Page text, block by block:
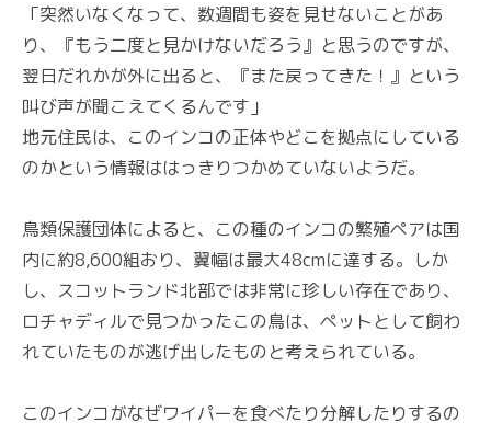
「突然いなくなって、数週間も姿を見せないことがあ
り、『もう二度と見かけないだろう』と思うのですが、
翌日だれかが外に出ると、『また戻ってきた！』という
叫び声が聞こえてくるんです」
地元住民は、このインコの正体やどこを拠点にしている
のかという情報ははっきりつかめていないようだ。
鳥類保護団体によると、この種のインコの繁殖ペアは国
内に約8,600組おり、翼幅は最大48cmに達する。しか
し、スコットランド北部では非常に珍しい存在であり、
ロチャディルで見つかったこの鳥は、ペットとして飼わ
れていたものが逃げ出したものと考えられている。
このインコがなぜワイパーを食べたり分解したりするの